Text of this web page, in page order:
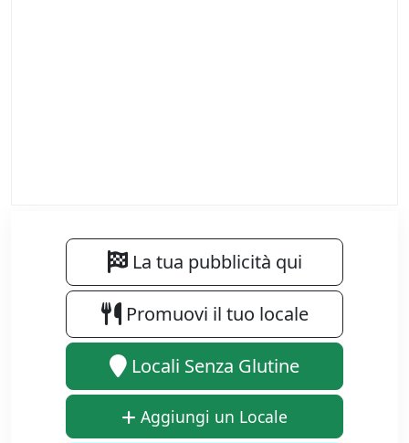
La tua pubblicità qui
Promuovi il tuo locale
Locali Senza Glutine
Aggiungi un Locale